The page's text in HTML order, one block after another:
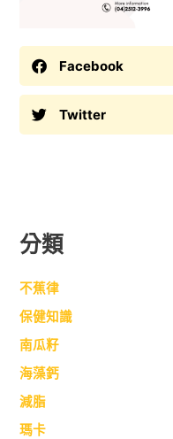
Facebook
Twitter
分類
不蕉律
保健知識
南瓜籽
海藻鈣
減脂
瑪卡